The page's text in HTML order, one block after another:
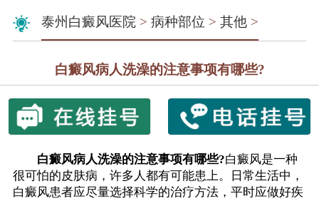
泰州白癜风医院> 病种部位 > 其他>
白癜风病人洗澡的注意事项有哪些?
白癜风病人洗澡的注意事项有哪些?白癜风是一种
很可怕的皮肤病，许多人都有可能患上。日常生活中，
白癜风患者应尽量选择科学的治疗方法，平时应做好疾